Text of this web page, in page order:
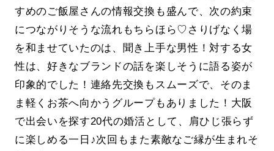
すめのご飯屋さんの情報交換も盛んで、次の約束
につながりそうな流れもちらほら♡さりげなく場
を和ませていたのは、聞き上手な男性！対する女
性は、好きなブランドの話を楽しそうに語る姿が
印象的でした！連絡先交換もスムーズで、そのま
ま軽くお茶へ向かうグループもありました！大阪
で出会いを探す20代の婚活として、肩ひじ張らず
に楽しめる一日♪次回もまた素敵なご縁が生まれそ